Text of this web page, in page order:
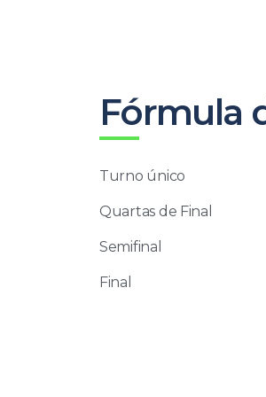
Fórmula
Turno único
Quartas de Final
Semifinal
Final